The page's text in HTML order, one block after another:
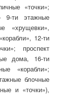
«точки»;
9-ти этажные
«хрущевки»,
12-ти
проспект
дома, 16-ти
«корабли»;
блочные
и «точки»),